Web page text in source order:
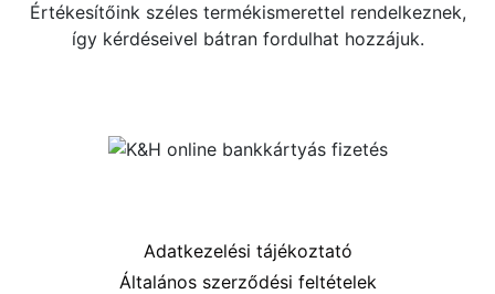
Értékesítőink széles termékismerettel rendelkeznek,
így kérdéseivel bátran fordulhat hozzájuk.
Adatkezelési tájékoztató
Általános szerződési feltételek